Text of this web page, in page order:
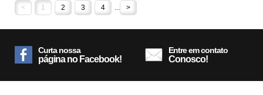
< 1 2 3 4 ... >
Curta nossa
página no Facebook!
Entre em contato
Conosco!